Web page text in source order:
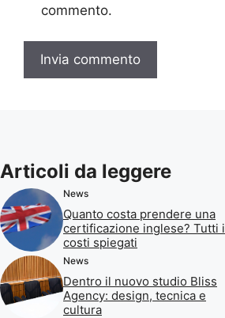
commento.
Articoli da leggere
News
Quanto costa prendere una
certificazione inglese? Tutti i
costi spiegati
News
Dentro il nuovo studio Bliss
Agency: design, tecnica e
cultura